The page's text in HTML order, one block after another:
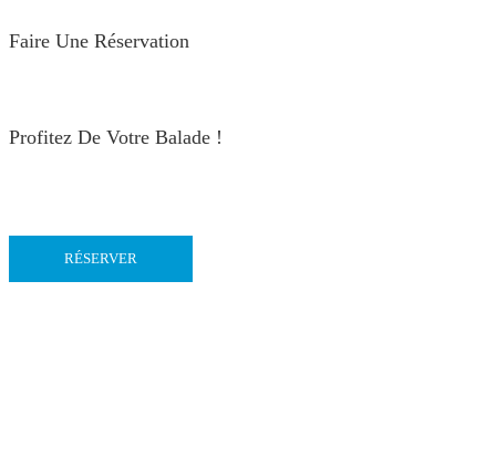
Faire Une Réservation
Profitez De Votre Balade !
RÉSERVER